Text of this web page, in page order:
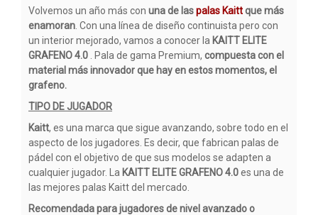
Volvemos un año más con una de laspalas Kaittque más
enamoran . Con una línea de diseño continuista pero con
un interior mejorado, vamos a conocer la KAITT ELITE
GRAFENO 4.0 . Pala de gama Premium, compuesta con el
material más innovador que hay en estos momentos, el
grafeno.
TIPO DE JUGADOR
Kaitt, es una marca que sigue avanzando, sobre todo en el
aspecto de los jugadores. Es decir, que fabrican palas de
pádel con el objetivo de que sus modelos se adapten a
cualquier jugador. La KAITT ELITE GRAFENO 4.0es una de
las mejores palas Kaitt del mercado.
Recomendada para jugadores de nivel avanzado o